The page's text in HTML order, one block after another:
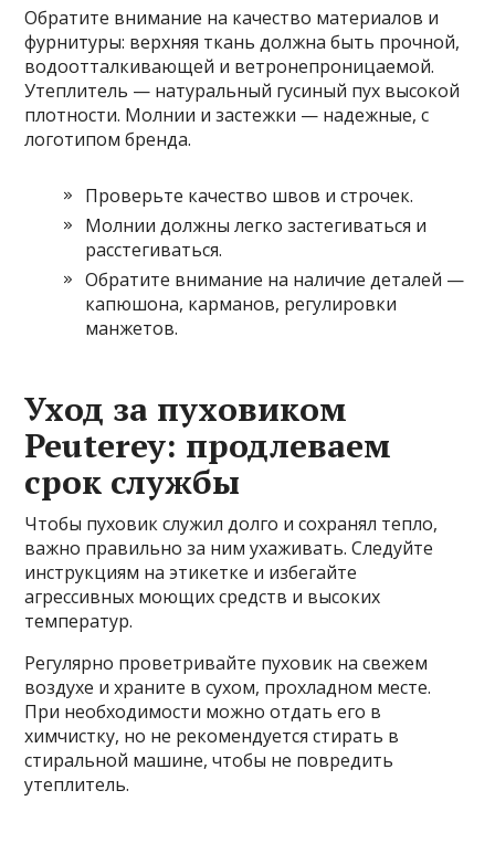
Обратите внимание на качество материалов и
фурнитуры: верхняя ткань должна быть прочной,
водоотталкивающей и ветронепроницаемой.
Утеплитель — натуральный гусиный пух высокой
плотности. Молнии и застежки — надежные, с
логотипом бренда.
Проверьте качество швов и строчек.
Молнии должны легко застегиваться и
расстегиваться.
Обратите внимание на наличие деталей —
капюшона, карманов, регулировки
манжетов.
Уход за пуховиком
Peuterey: продлеваем
срок службы
Чтобы пуховик служил долго и сохранял тепло,
важно правильно за ним ухаживать. Следуйте
инструкциям на этикетке и избегайте
агрессивных моющих средств и высоких
температур.
Регулярно проветривайте пуховик на свежем
воздухе и храните в сухом, прохладном месте.
При необходимости можно отдать его в
химчистку, но не рекомендуется стирать в
стиральной машине, чтобы не повредить
утеплитель.